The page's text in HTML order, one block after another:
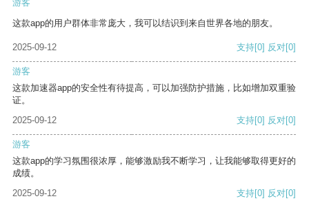
游客
这款app的用户群体非常庞大，我可以结识到来自世界各地的朋友。
2025-09-12 支持[0] 反对[0]
游客
这款加速器app的安全性有待提高，可以加强防护措施，比如增加双重验
证。
2025-09-12
支持[0] 反对[0]
游客
这款app的学习氛围很浓厚，能够激励我不断学习，让我能够取得更好的
成绩。
2025-09-12
支持[0] 反对[0]